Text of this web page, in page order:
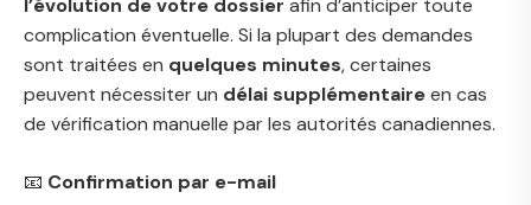
l’évolution de votre dossier afin d’anticiper toute
complication éventuelle. Si la plupart des demandes
sont traitées en quelques minutes, certaines
peuvent nécessiter un délai supplémentaireen cas
de vérification manuelle par les autorités canadiennes.
📧 Confirmation par e-mail